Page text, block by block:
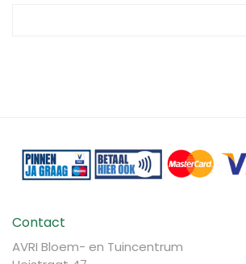
Contact
AVRI Bloem- en Tuincentrum